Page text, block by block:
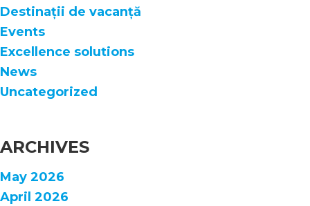
Destinații de vacanță
Events
Excellence solutions
News
Uncategorized
ARCHIVES
May 2026
April 2026